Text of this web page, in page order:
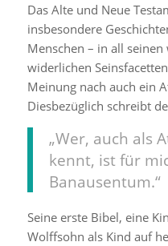
Das Alte und Neue
insbesondere
Menschen – in all
widerlichen
Meinung nach auch ein
Diesbezüglich schreibt
„Wer, auch als
kennt, ist für
Banausentum.“
Seine erste Bibel, eine
Wolffsohn als Kind auf